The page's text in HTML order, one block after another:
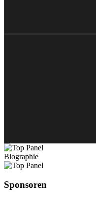
Biographie
Sponsoren